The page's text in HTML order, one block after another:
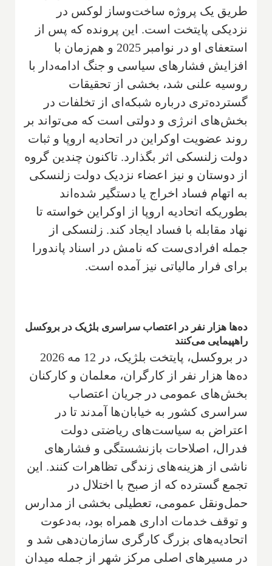
طریق یک پروژه ساخت‌وساز لوکس در
نزدیکی پایتخت است. این پرونده که پس از
استعفای او در نوامبر 2025 و هم‌زمان با
افزایش فشارهای سیاسی و جنگ ادامه‌دار با
روسیه علنی شد، بخشی از تحقیقات
گسترده‌تری درباره شبکه‌ای از تخلفات در
بخش‌های انرژی و دولتی است که می‌تواند بر
روند عضویت اوکراین در اتحادیه اروپا و ثبات
دولت زلنسکی اثر بگذارد. تاکنون چندین گروه
از دوستان و نیز اعضاء نزدیک دولت زلنسکی
به اتهام فساد اخراج یا دستگیر شده‌اند
بطوریکه اتحادیه اروپا از اوکراین خواسته تا
نهاد مقابله با فساد ایجاد کند. زلنسکی از
جمله افرادی‌ست که نامش در اسناد پاندورا
برای فرار مالیاتی نیز آمده است.
ده‌ها هزار نفر در اعتصاب سراسری بلژیک در بروکسل
راهپیمایی می‌کنند
در بروکسل، پایتخت بلژیک، در 12 مه 2026
ده‌ها هزار نفر از کارگران، معلمان و کارکنان
بخش‌های عمومی در جریان اعتصاب
سراسری کشور به خیابان‌ها آمدند تا در
اعتراض به سیاست‌های ریاضتی دولت
فدرال، اصلاحات بازنشستگی و فشارهای
ناشی از هزینه‌های زندگی تظاهرات کنند. این
تجمع گسترده که از صبح با اختلال در
حمل‌ونقل عمومی، تعطیلی بخشی از مدارس
و توقف خدمات اداری همراه بود، به‌دعوت
اتحادیه‌های بزرگ کارگری سازمان‌دهی شد و
در مسیرهای اصلی مرکز شهر از جمله میدان